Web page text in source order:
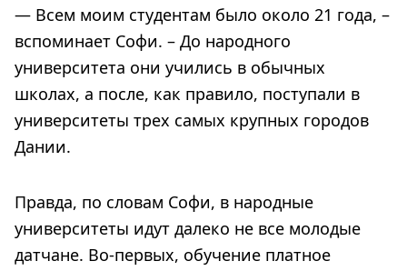
— Всем моим студентам было около 21 года, –
вспоминает Софи. – До народного
университета они учились в обычных
школах, а после, как правило, поступали в
университеты трех самых крупных городов
Дании.
Правда, по словам Софи, в народные
университеты идут далеко не все молодые
датчане. Во-первых, обучение платное